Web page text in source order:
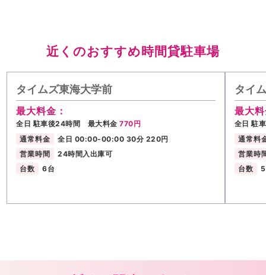
近くのおすすめ時間貸駐車場
タイムズ東海大学前
最大料金：
全日 駐車後24時間 最大料金770円
通常料金
全日 00:00-00:00 30分 220円
営業時間
24時間入出庫可
台数
6台
タイ
最大
全日 駐
通常料
営業時
台数